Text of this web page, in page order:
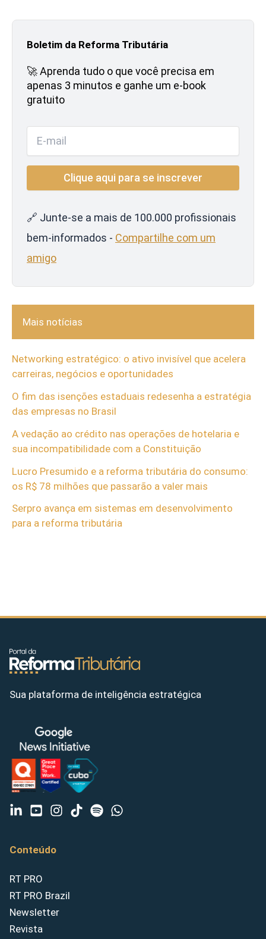
Boletim da Reforma Tributária
🚀 Aprenda tudo o que você precisa em
apenas 3 minutos e ganhe um e-book
gratuito
🔗 Junte-se a mais de 100.000 profissionais
bem-informados - Compartilhe com um
amigo
Mais notícias
Networking estratégico: o ativo invisível que acelera
carreiras, negócios e oportunidades
O fim das isenções estaduais redesenha a estratégia
das empresas no Brasil
A vedação ao crédito nas operações de hotelaria e
sua incompatibilidade com a Constituição
Lucro Presumido e a reforma tributária do consumo:
os R$ 78 milhões que passarão a valer mais
Serpro avança em sistemas em desenvolvimento
para a reforma tributária
Sua plataforma de inteligência estratégica
Conteúdo
RT PRO
RT PRO Brazil
Newsletter
Revista